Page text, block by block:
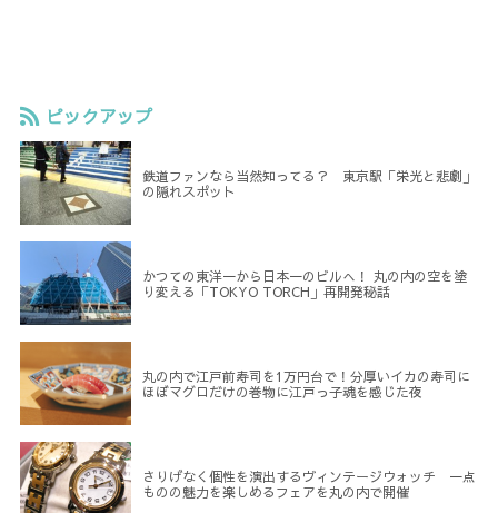
ピックアップ
鉄道ファンなら当然知ってる？ 東京駅「栄光と悲劇」
の隠れスポット
かつての東洋一から日本一のビルへ！ 丸の内の空を塗
り変える「TOKYO TORCH」再開発秘話
丸の内で江戸前寿司を1万円台で！分厚いイカの寿司に
ほぼマグロだけの巻物に江戸っ子魂を感じた夜
さりげなく個性を演出するヴィンテージウォッチ 一点
ものの魅力を楽しめるフェアを丸の内で開催